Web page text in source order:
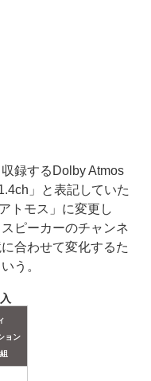
録するDolby Atmos
」と表記していた
トモス」に変更し
ピーカーのチャンネ
合わせて変化するた
う。
ョン